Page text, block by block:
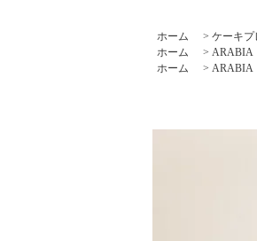
ホーム > ケーキプ
ホーム
> ARABIA
ホーム
> ARABIA